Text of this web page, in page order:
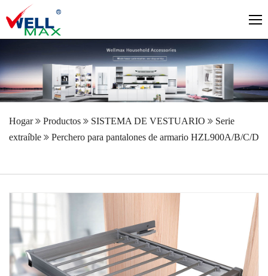
Hogar Productos SISTEMA DE VESTUARIO
Serie
extraíble
Perchero para pantalones de armario HZL900A/B/C/D